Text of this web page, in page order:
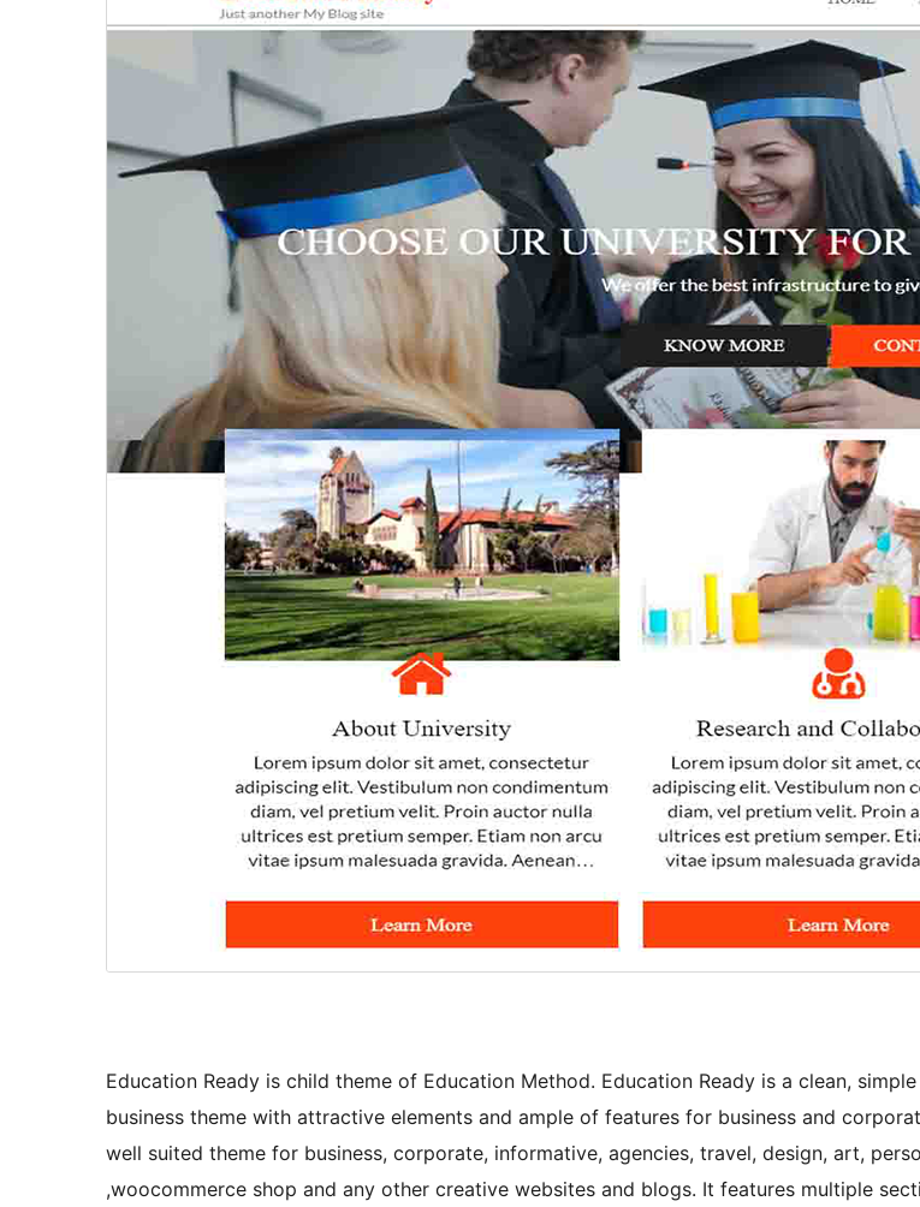
Education Ready is child theme of Education Method. Education Ready is a clean,
business theme with attractive elements and ample of features for business and
well suited theme for business, corporate, informative, agencies, travel, design, art,
,woocommerce shop and any other creative websites and blogs. It features multiple